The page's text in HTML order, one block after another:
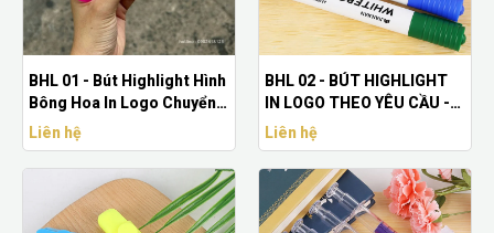
BHL 01 - Bút Highlight Hình
Bông Hoa In Logo Chuyển
Nhiệt - Quà Tặng Giá Rẻ
Liên hệ
BHL 02 - BÚT HIGHLIGHT
IN LOGO THEO YÊU CẦU -
BÚT HIGHLIGHT LỚN IN
LOGO
Liên hệ